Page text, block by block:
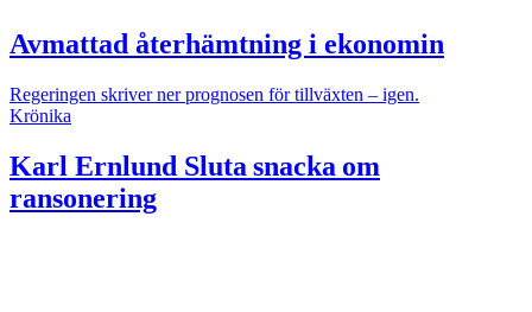
Avmattad återhämtning i ekonomin
Regeringen skriver ner prognosen för tillväxten – igen.
Krönika
Karl Ernlund Sluta snacka om
ransonering